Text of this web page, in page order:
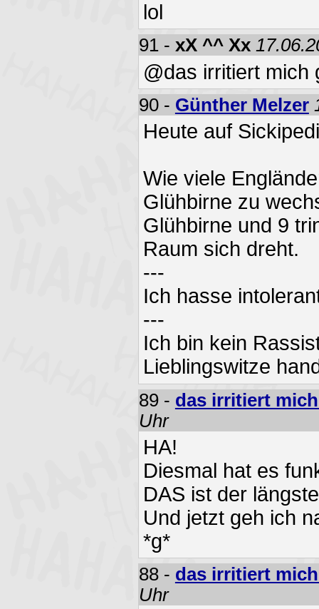
lol
91 - xX ^^ Xx
@das irritiert mich
90 - Günther Melzer
Heute auf
Wie viele
Glühbirne zu
Glühbirne und 9
Raum sich dreht.
---
Ich hasse
---
Ich bin kein
Lieblingswitze
89 - das irritiert
Uhr
HA!
Diesmal hat es
DAS ist der
Und jetzt geh ich
*g*
88 - das irritiert
Uhr